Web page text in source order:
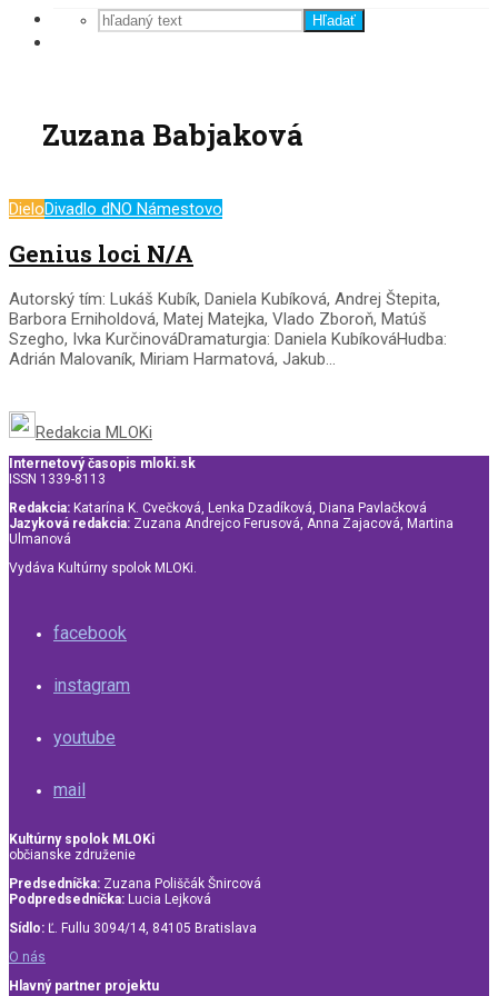
Hľadať
Zuzana Babjaková
DieloDivadlo dNO Námestovo
Genius loci N/A
Autorský tím: Lukáš Kubík, Daniela Kubíková, Andrej Štepita,
Barbora Erniholdová, Matej Matejka, Vlado Zboroň, Matúš
Szegho, Ivka KurčinováDramaturgia: Daniela KubíkováHudba:
Adrián Malovaník, Miriam Harmatová, Jakub...
Redakcia MLOKi
Internetový časopis mloki.sk
ISSN 1339-8113
Redakcia: Katarína K. Cvečková, Lenka Dzadíková, Diana Pavlačková
Jazyková redakcia: Zuzana Andrejco Ferusová, Anna Zajacová, Martina
Ulmanová
Vydáva Kultúrny spolok MLOKi.
facebook
instagram
youtube
mail
Kultúrny spolok MLOKi
občianske združenie
Predsedníčka: Zuzana Poliščák Šnircová
Podpredsedníčka: Lucia Lejková
Sídlo: Ľ. Fullu 3094/14, 84105 Bratislava
O nás
Hlavný partner projektu